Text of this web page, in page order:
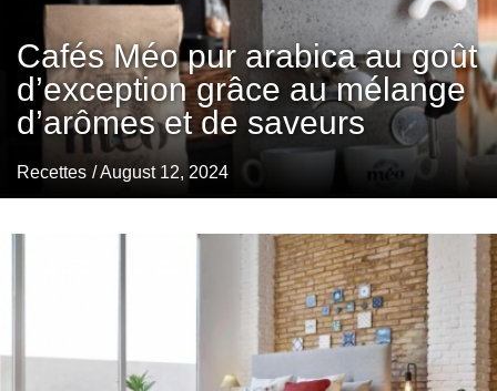
Cafés Méo pur arabica au goût
d’exception grâce au mélange
d’arômes et de saveurs
Recettes / August 12, 2024